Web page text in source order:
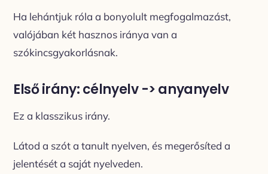
Ha lehántjuk róla a bonyolult megfogalmazást,
valójában két hasznos iránya van a
szókincsgyakorlásnak.
Első irány: célnyelv -> anyanyelv
Ez a klasszikus irány.
Látod a szót a tanult nyelven, és megerősíted a
jelentését a saját nyelveden.